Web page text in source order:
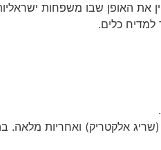
האופן שבו משפחות